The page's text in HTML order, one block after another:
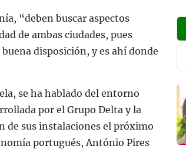
“deben buscar aspectos
de ambas ciudades, pues
disposición, y es ahí donde
se ha hablado del entorno
por el Grupo Delta y la
de sus instalaciones el próximo
portugués, António Pires